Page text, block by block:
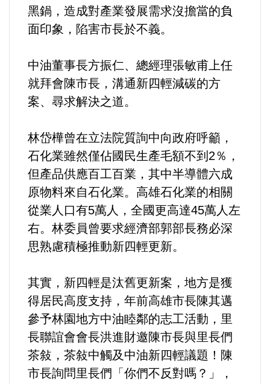
文化資產/文物保護
黑鍋，造成對產業發展需求沒擔當的負
面印象，陷害市長於不義。
中油董事長方振仁、總經理張敏甫上任
就拜會陳市長，溝通新四輕減碳的方
案、尋求解決之道。
林岱樺曾在立法院質詢中向政府呼籲，
石化業雖然僅佔國民生產毛額不到2％，
但產品供應百工百業，其中半導體六成
原物料來自石化業。高雄石化業的相關
從業人口有5萬人，全國更高達45萬人左
右。林委員曾要求經濟部郭部長務必深
思熟慮積極推動新四輕更新。
其實，新四輕是汰舊更新案，地方是獲
得居民高度支持，年前高雄市長陳其邁
參予林園地方中油睦鄰的志工活動，里
長聯誼會會長洪進財邀陳市長與里長們
茶敍，茶敍中觸及中油新四輕議題！陳
市長詢問里長們「你們不反對嗎？」，